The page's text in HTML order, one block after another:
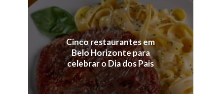
Cinco restaurantes em
Belo Horizonte para
celebrar o Dia dos Pais